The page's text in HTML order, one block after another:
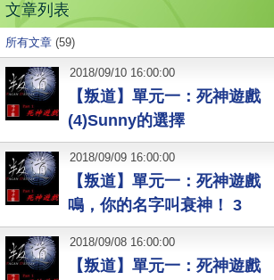
文章列表
所有文章 (59)
【叛道】單元一：死神遊
(4)Sunny的選擇
2018/09/10 16:00:00
【叛道】單元一：死神遊
鳴，你的名字叫衰神！ 3
2018/09/09 16:00:00
【叛道】單元一：死神遊
2018/09/08 16:00:00